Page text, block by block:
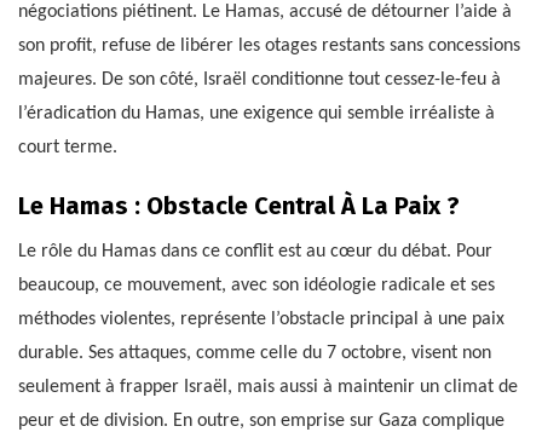
négociations piétinent. Le Hamas, accusé de détourner l’aide à
son profit, refuse de libérer les otages restants sans concessions
majeures. De son côté, Israël conditionne tout cessez-le-feu à
l’éradication du Hamas, une exigence qui semble irréaliste à
court terme.
Le Hamas : Obstacle Central À La Paix ?
Le rôle du Hamas dans ce conflit est au cœur du débat. Pour
beaucoup, ce mouvement, avec son idéologie radicale et ses
méthodes violentes, représente l’obstacle principal à une paix
durable. Ses attaques, comme celle du 7 octobre, visent non
seulement à frapper Israël, mais aussi à maintenir un climat de
peur et de division. En outre, son emprise sur Gaza complique